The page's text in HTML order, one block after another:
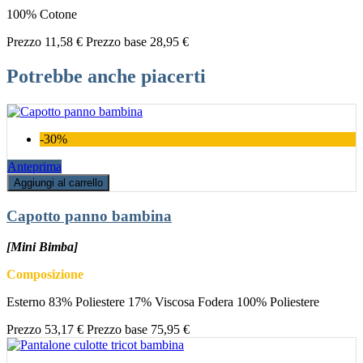
100% Cotone
Prezzo 11,58 € Prezzo base 28,95 €
Potrebbe anche piacerti
-30%
Anteprima
Aggiungi al carrello
Capotto panno bambina
[Mini Bimba]
Composizione
Esterno 83% Poliestere 17% Viscosa Fodera 100% Poliestere
Prezzo 53,17 € Prezzo base 75,95 €